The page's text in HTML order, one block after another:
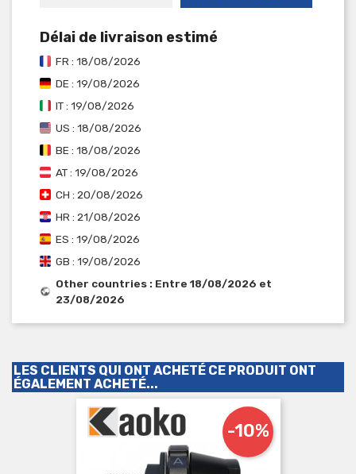
Délai de livraison estimé
FR : 18/08/2026
DE : 19/08/2026
IT : 19/08/2026
US : 18/08/2026
BE : 18/08/2026
AT : 19/08/2026
CH : 20/08/2026
HR : 21/08/2026
ES : 19/08/2026
GB : 19/08/2026
Other countries : Entre 18/08/2026 et
23/08/2026
LES CLIENTS QUI ONT ACHETÉ CE PRODUIT ONT
ÉGALEMENT ACHETÉ...
-10%